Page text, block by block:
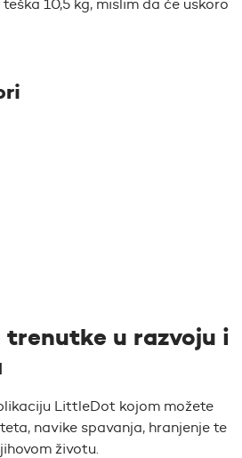
10,5 kg, mislim da će uskoro
u razvoju i
LittleDot kojom možete
navike spavanja, hranjenje te
životu.